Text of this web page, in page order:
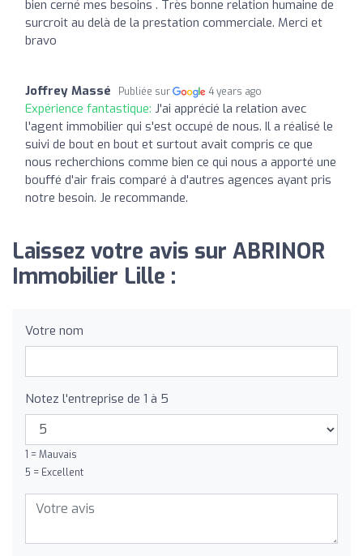
bien cerné mes besoins . Très bonne relation humaine de
surcroit au delà de la prestation commerciale. Merci et
bravo
Joffrey Massé Publiée sur 4 years ago
Expérience fantastique: J'ai apprécié la relation avec
l'agent immobilier qui s'est occupé de nous. Il a réalisé le
suivi de bout en bout et surtout avait compris ce que
nous recherchions comme bien ce qui nous a apporté une
bouffé d'air frais comparé à d'autres agences ayant pris
notre besoin. Je recommande.
Laissez votre avis sur ABRINOR
Immobilier Lille :
Votre nom
Notez l'entreprise de 1 à 5
1 = Mauvais
5 = Excellent